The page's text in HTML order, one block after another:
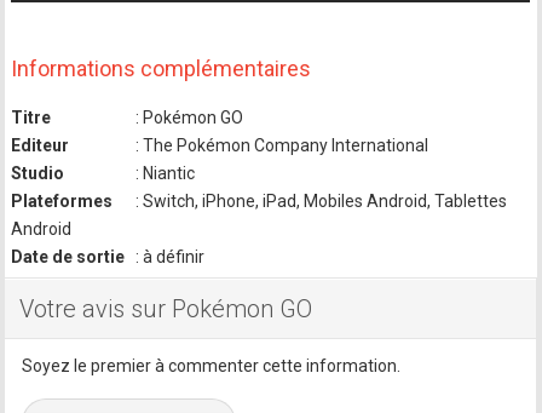
Informations complémentaires
Titre
: Pokémon GO
Editeur
: The Pokémon Company International
Studio
: Niantic
Plateformes
: Switch, iPhone, iPad, Mobiles Android, Tablettes
Android
Date de sortie
: à définir
Votre avis sur Pokémon GO
Soyez le premier à commenter cette information.